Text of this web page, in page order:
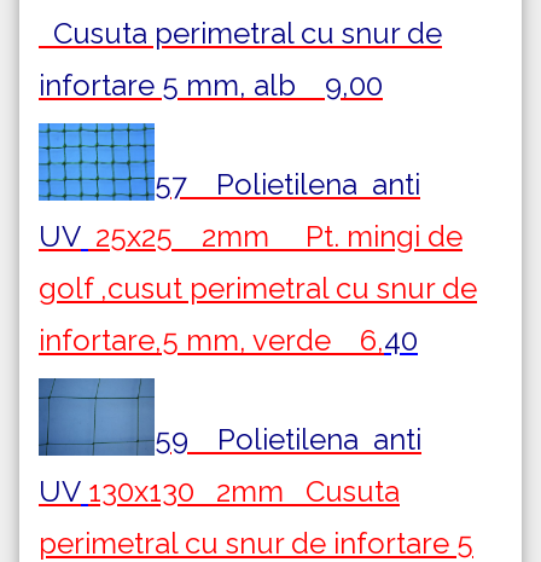
Cusuta perimetral cu snur de
infortare 5 mm, alb 9,00
57 Polietilena anti
UV 25x25 2mm Pt. mingi de
golf ,cusut perimetral cu snur de
infortare,5 mm, verde 6,40
59 Polietilena anti
UV 130x130 2mm Cusuta
perimetral cu snur de infortare 5